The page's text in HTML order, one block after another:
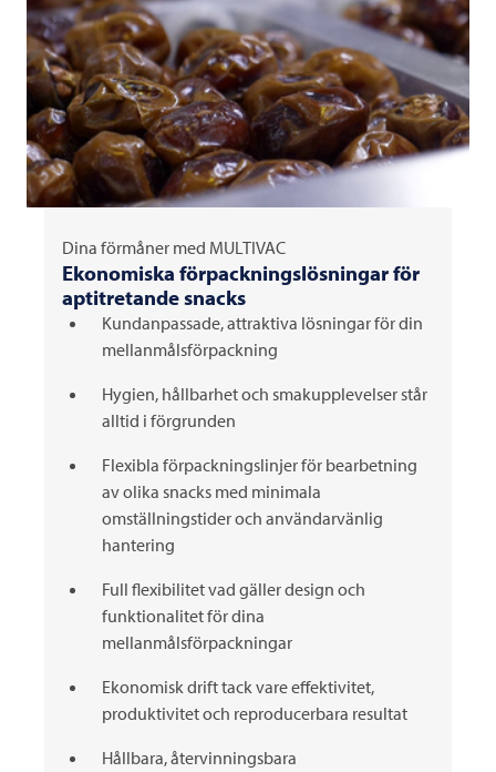
Dina förmåner med MULTIVAC
Ekonomiska förpackningslösningar för
aptitretande snacks
Kundanpassade, attraktiva lösningar för din
mellanmålsförpackning
Hygien, hållbarhet och smakupplevelser står
alltid i förgrunden
Flexibla förpackningslinjer för bearbetning
av olika snacks med minimala
omställningstider och användarvänlig
hantering
Full flexibilitet vad gäller design och
funktionalitet för dina
mellanmålsförpackningar
Ekonomisk drift tack vare effektivitet,
produktivitet och reproducerbara resultat
Hållbara, återvinningsbara